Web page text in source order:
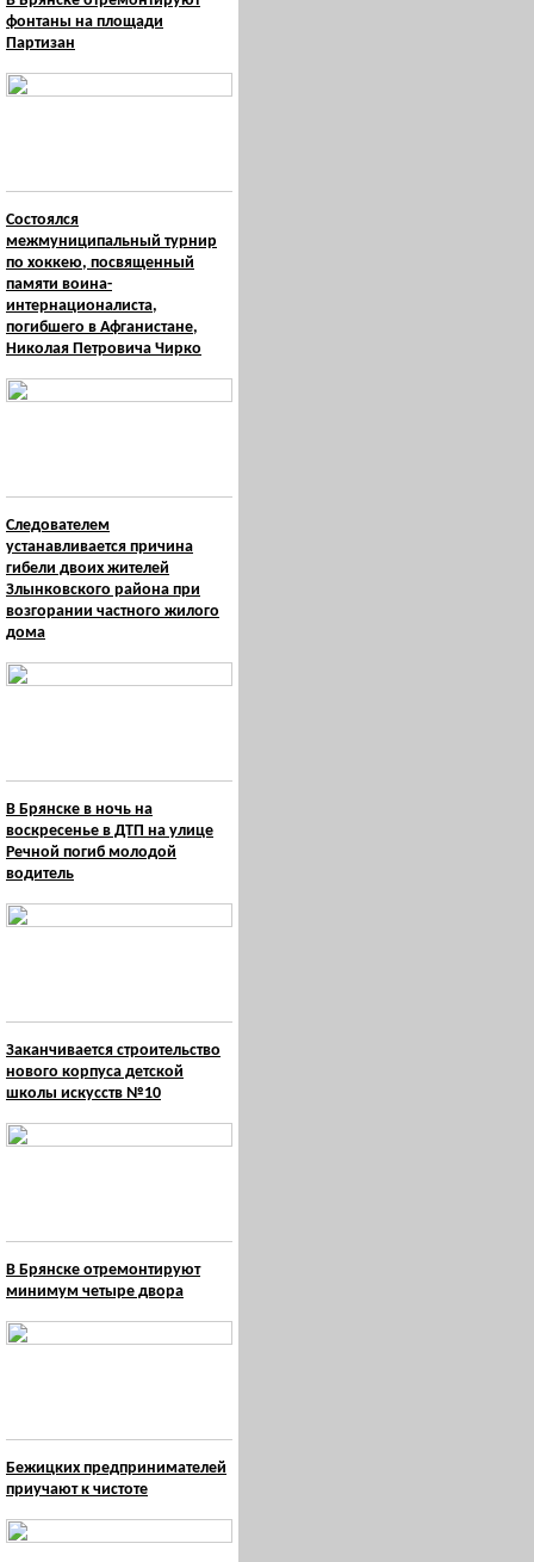
фонтаны на площади
Партизан
Состоялся
межмуниципальный турнир
по хоккею, посвященный
памяти воина-
интернационалиста,
погибшего в Афганистане,
Николая Петровича Чирко
Следователем
устанавливается причина
гибели двоих жителей
Злынковского района при
возгорании частного жилого
дома
В Брянске в ночь на
воскресенье в ДТП на улице
Речной погиб молодой
водитель
Заканчивается строительство
нового корпуса детской
школы искусств №10
В Брянске отремонтируют
минимум четыре двора
Бежицких предпринимателей
приучают к чистоте